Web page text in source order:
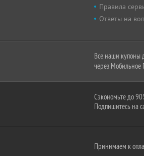
Правила
Ответы на
Все наши купоны
через
Сэкономьте до
Подпишитесь на
Принимаем к